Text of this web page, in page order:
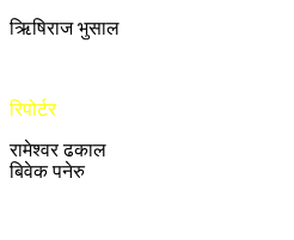
ऋिषिराज भुसाल
रिपोर्टर
रामेश्वर ढकाल
बिवेक पनेरु